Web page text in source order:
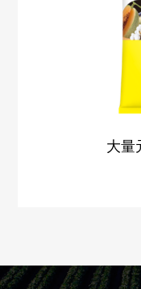
大量